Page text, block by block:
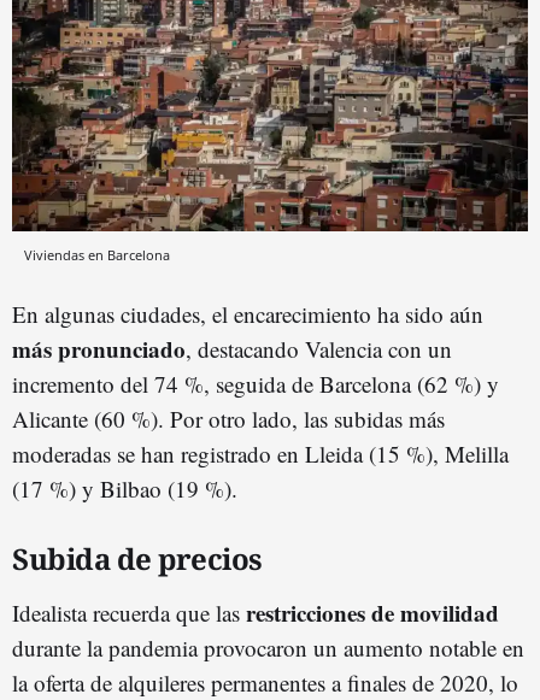
Viviendas en Barcelona
En algunas ciudades, el encarecimiento ha sido aún
más pronunciado, destacando Valencia con un
incremento del 74 %, seguida de Barcelona (62 %) y
Alicante (60 %). Por otro lado, las subidas más
moderadas se han registrado en Lleida (15 %), Melilla
(17 %) y Bilbao (19 %).
Subida de precios
Idealista recuerda que las restricciones de movilidad
durante la pandemia provocaron un aumento notable en
la oferta de alquileres permanentes a finales de 2020, lo